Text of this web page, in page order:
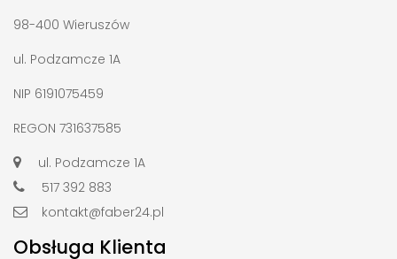
98-400 Wieruszów
ul. Podzamcze 1A
NIP 6191075459
REGON 731637585
ul. Podzamcze 1A
517 392 883
kontakt@faber24.pl
Obsługa Klienta